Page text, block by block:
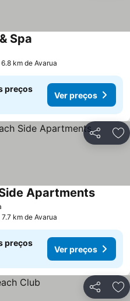
Spa
km de Avarua
preços
Ver preços
Partilhar
Apartments
km de Avarua
preços
Ver preços
Partilhar